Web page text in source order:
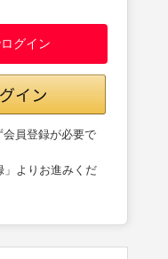
グイン
員登録が必要で
」よりお進みくだ